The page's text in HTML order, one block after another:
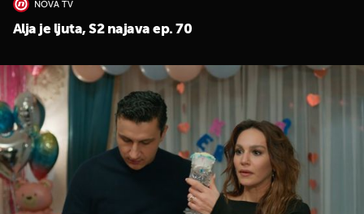
NOVA TV
Alja je ljuta, S2 najava ep. 70